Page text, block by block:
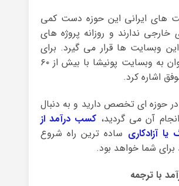
های ایرانی این حوزه دست کمی
خارجی ندارند و روزانه پروژه های
وبسایت ها قرار می گیرد. برای
نمونه می توان به وبسایت پونیشا با بیش از ۶۰
اشاره کرد.
در حوزه ای تخصص دارید و به دنبال
آن می گردید، کسب درآمد از
آزادکاری ساده ترین راه شروع
شما خواهد بود.